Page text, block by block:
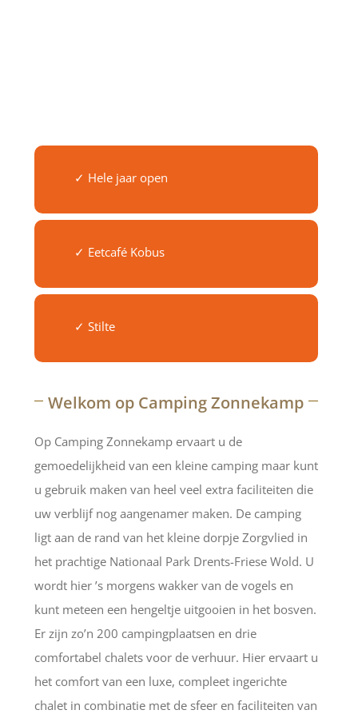
✓ Hele jaar open
✓ Eetcafé Kobus
✓ Stilte
Welkom op Camping Zonnekamp
Op Camping Zonnekamp ervaart u de
gemoedelijkheid van een kleine camping maar kunt
u gebruik maken van heel veel extra faciliteiten die
uw verblijf nog aangenamer maken. De camping
ligt aan de rand van het kleine dorpje Zorgvlied in
het prachtige Nationaal Park Drents-Friese Wold. U
wordt hier ’s morgens wakker van de vogels en
kunt meteen een hengeltje uitgooien in het bosven.
Er zijn zo’n 200 campingplaatsen en drie
comfortabel chalets voor de verhuur. Hier ervaart u
het comfort van een luxe, compleet ingerichte
chalet in combinatie met de sfeer en faciliteiten van